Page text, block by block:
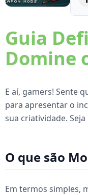
Guia
Domine
E aí, gamers! Sente
para apresentar o
sua criatividade.
O que são
Em termos simples,